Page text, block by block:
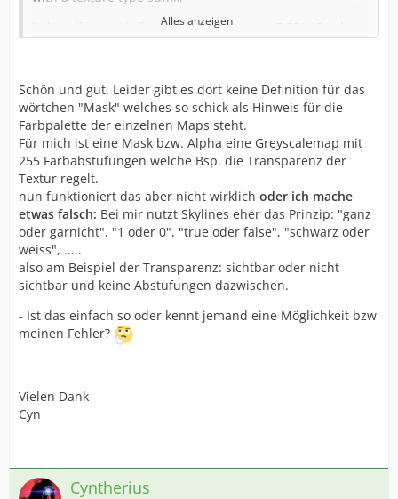
"_d" suffix stands for the diffuse texture (RGB) - 3 color
channel mask specifying per pixel transparency.
"_c" suffix stands for the color texture (Mask) - 1 color
channel mask specifying per pixel where the color
variations can be applied.
"_i" suffix stands for the illumination texture (Mask) - 1
color channel mask specifying per pixel if the diffuse
color should be considered emissive.
"_n" suffix stands for the normal map texture (RGB) - 3
color channels tangent space normal map.
"_s" suffix stands for the specular texture (Mask) - 1
color channel mask to specifying per pixel specularity.
(...)
For assets importing, standard image formats such as
those with....
Alles anzeigen
Schön und gut. Leider gibt es dort keine Definition für das
wörtchen "Mask" welches so schick als Hinweis für die
Farbpalette der einzelnen Maps steht.
Für mich ist eine Mask bzw. Alpha eine Greyscalemap mit
255 Farbabstufungen welche Bsp. die Transparenz der
Textur regelt.
nun funktioniert das aber nicht wirklich oder ich mache
etwas falsch: Bei mir nutzt Skylines eher das Prinzip: "ganz
oder garnicht", "1 oder 0", "true oder false", "schwarz oder
weiss", .....
also am Beispiel der Transparenz: sichtbar oder nicht
sichtbar und keine Abstufungen dazwischen.
- Ist das einfach so oder kennt jemand eine Möglichkeit bzw
meinen Fehler?
Vielen Dank
Cyn
Cyntherius